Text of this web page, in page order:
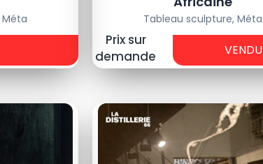
Méta Tableau sculpture,Méta
Prix sur
demande
VENDU